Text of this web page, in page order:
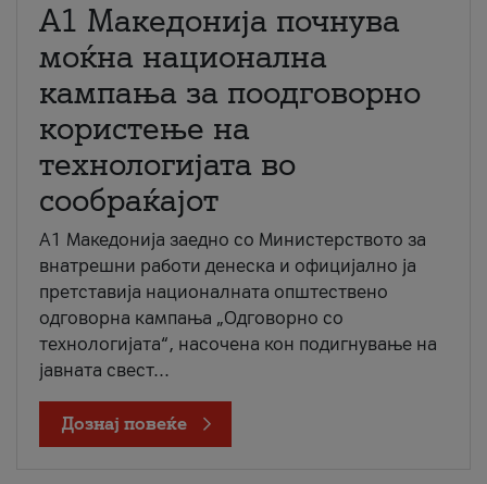
A1 Македонија почнува
моќна национална
кампања за поодговорно
користење на
технологијата во
сообраќајот
A1 Македонија заедно со Министерството за
внатрешни работи денеска и официјално ја
претставија националната општествено
одговорна кампања „Одговорно со
технологијата“, насочена кон подигнување на
јавната свест...
Дознај повеќе